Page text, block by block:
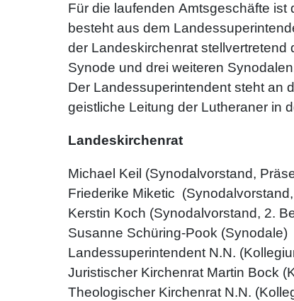
Für die laufenden Amtsgeschäfte
besteht aus dem
der Landeskirchenrat
Synode und drei weiteren
Der Landessuperintendent steht an
geistliche Leitung der Lutheraner in
Landeskirchenrat
Michael Keil (Synodalvorstand,
Friederike Miketic
Kerstin Koch (Synodalvorstand, 2.
Susanne Schüring-Pook (Synodale)
Landessuperintendent N.N.
Juristischer Kirchenrat Martin Bock
Theologischer Kirchenrat N.N.